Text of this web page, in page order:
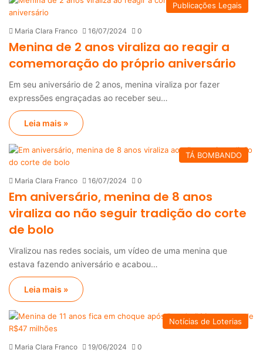
Publicações Legais
Maria Clara Franco 16/07/2024 0
Menina de 2 anos viraliza ao reagir a
comemoração do próprio aniversário
Em seu aniversário de 2 anos, menina viraliza por fazer
expressões engraçadas ao receber seu…
Leia mais »
TÁ BOMBANDO
Maria Clara Franco 16/07/2024 0
Em aniversário, menina de 8 anos
viraliza ao não seguir tradição do corte
de bolo
Viralizou nas redes sociais, um vídeo de uma menina que
estava fazendo aniversário e acabou…
Leia mais »
Notícias de Loterias
Maria Clara Franco 19/06/2024 0